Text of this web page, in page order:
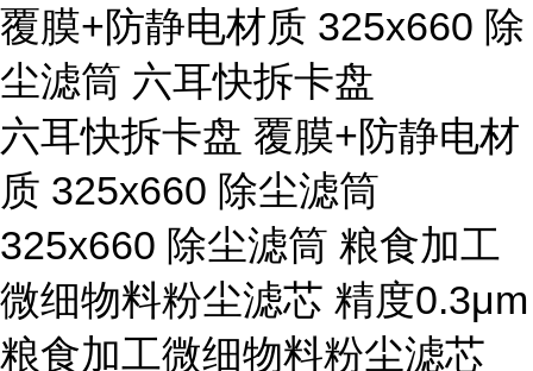
覆膜+防静电材质 325x660 除
尘滤筒 六耳快拆卡盘
六耳快拆卡盘 覆膜+防静电材
质 325x660 除尘滤筒
325x660 除尘滤筒 粮食加工
微细物料粉尘滤芯 精度0.3μm
粮食加工微细物料粉尘滤芯